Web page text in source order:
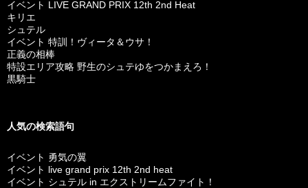
イベント LIVE GRAND PRIX 12th 2nd Heat
キリエ
シュテル
イベント 特訓！ヴィータ＆ウサ！
正義の相棒
特設エリア攻略 野生のシュテゆをつかまえろ！
黒騎士
人気の検索語句
イベント 勇気の翼
イベント live grand prix 12th 2nd heat
イベント シュテル in エクストリームファイト！